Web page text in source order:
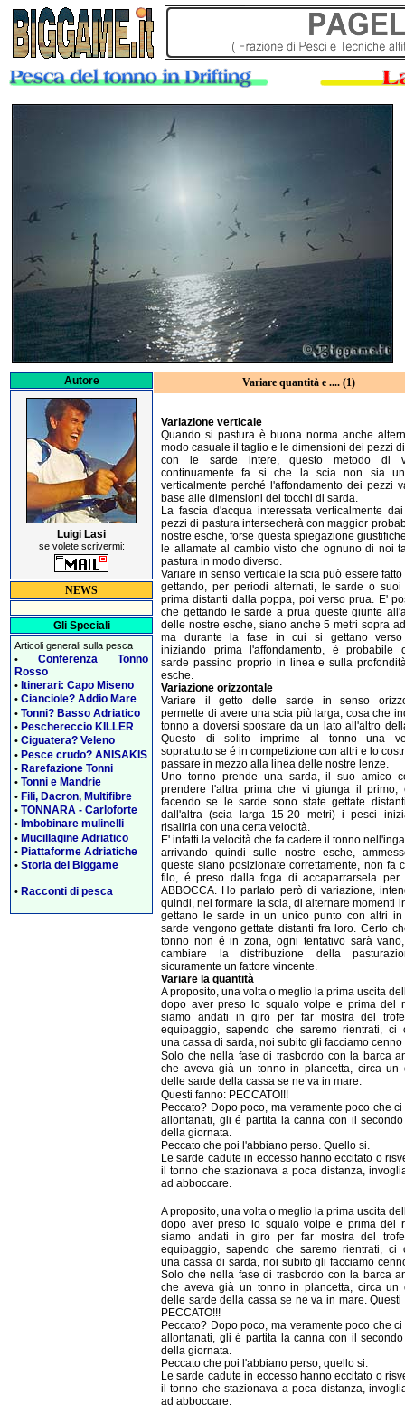
Autore
Luigi Lasi
se volete scrivermi:
NEWS
Gli Speciali
Articoli generali sulla pesca
• Conferenza Tonno
Rosso
• Itinerari: Capo Miseno
• Cianciole? Addio Mare
• Tonni? Basso Adriatico
• Peschereccio KILLER
• Ciguatera? Veleno
• Pesce crudo? ANISAKIS
• Rarefazione Tonni
• Tonni e Mandrie
• Fili, Dacron, Multifibre
• TONNARA - Carloforte
• Imbobinare mulinelli
• Mucillagine Adriatico
• Piattaforme Adriatiche
• Storia del Biggame
• Racconti di pesca
Variare quantità e .... (1)
Variazione verticale
Quando si pastura è buona norma anche
modo casuale il taglio e le dimensioni dei pezzi
con le sarde intere, questo metodo di
continuamente fa si che la scia non sia
verticalmente perché l'affondamento dei pezzi
base alle dimensioni dei tocchi di sarda.
La fascia d'acqua interessata verticalmente
pezzi di pastura intersecherà con maggior
nostre esche, forse questa spiegazione
le allamate al cambio visto che ognuno di noi
pastura in modo diverso.
Variare in senso verticale la scia può essere fatto
gettando, per periodi alternati, le sarde o suoi
prima distanti dalla poppa, poi verso prua. E'
che gettando le sarde a prua queste giunte
delle nostre esche, siano anche 5 metri sopra
ma durante la fase in cui si gettano verso
iniziando prima l'affondamento, è probabile
sarde passino proprio in linea e sulla
esche.
Variazione orizzontale
Variare il getto delle sarde in senso
permette di avere una scia più larga, cosa che
tonno a doversi spostare da un lato all'altro
Questo di solito imprime al tonno una
soprattutto se é in competizione con altri e lo
passare in mezzo alla linea delle nostre lenze.
Uno tonno prende una sarda, il suo amico
prendere l'altra prima che vi giunga il primo,
facendo se le sarde sono state gettate
dall'altra (scia larga 15-20 metri) i pesci
risalirla con una certa velocità.
E' infatti la velocità che fa cadere il tonno
arrivando quindi sulle nostre esche,
queste siano posizionate correttamente, non fa
filo, é preso dalla foga di accaparrarsela per
ABBOCCA. Ho parlato però di variazione,
quindi, nel formare la scia, di alternare momenti
gettano le sarde in un unico punto con altri
sarde vengono gettate distanti fra loro. Certo
tonno non é in zona, ogni tentativo sarà
cambiare la distribuzione della
sicuramente un fattore vincente.
Variare la quantità
A proposito, una volta o meglio la prima uscita
dopo aver preso lo squalo volpe e prima del
siamo andati in giro per far mostra del
equipaggio, sapendo che saremo rientrati, ci
una cassa di sarda, noi subito gli facciamo cenno
Solo che nella fase di trasbordo con la barca
che aveva già un tonno in plancetta, circa un
delle sarde della cassa se ne va in mare.
Questi fanno: PECCATO!!!
Peccato? Dopo poco, ma veramente poco che
allontanati, gli é partita la canna con il
della giornata.
Peccato che poi l'abbiano perso. Quello si.
Le sarde cadute in eccesso hanno eccitato o
il tonno che stazionava a poca distanza,
ad abboccare.
A proposito, una volta o meglio la prima uscita
dopo aver preso lo squalo volpe e prima del
siamo andati in giro per far mostra del
equipaggio, sapendo che saremo rientrati, ci
una cassa di sarda, noi subito gli facciamo
Solo che nella fase di trasbordo con la barca
che aveva già un tonno in plancetta, circa un
delle sarde della cassa se ne va in mare. Questi
PECCATO!!!
Peccato? Dopo poco, ma veramente poco che
allontanati, gli é partita la canna con il
della giornata.
Peccato che poi l'abbiano perso, quello si.
Le sarde cadute in eccesso hanno eccitato o
il tonno che stazionava a poca distanza,
ad abboccare.